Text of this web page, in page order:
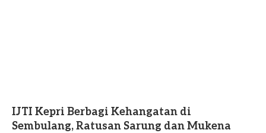
IJTI Kepri Berbagi Kehangatan di
Sembulang, Ratusan Sarung dan Mukena